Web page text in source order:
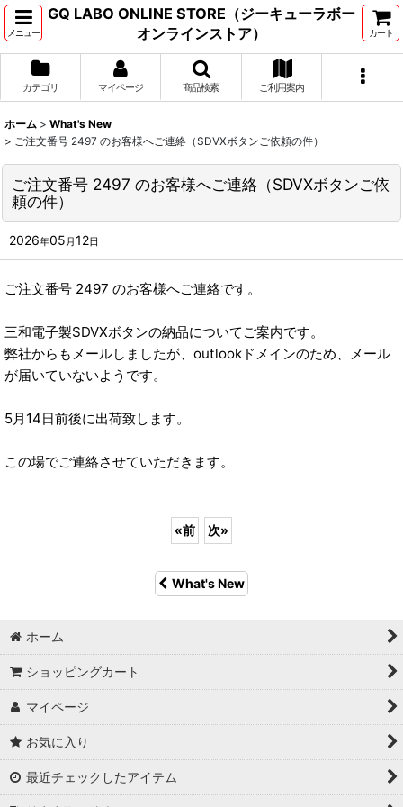
メニュー
GQ LABO ONLINE STORE（ジーキューラボー
オンラインストア）
カート
カテゴリ マイページ 商品検索 ご利用案内
ホーム > What's New
> ご注文番号 2497 のお客様へご連絡（SDVXボタンご依頼の件）
ご注文番号 2497 のお客様へご連絡（SDVXボタンご依
頼の件）
2026年05 月12日
ご注文番号 2497 のお客様へご連絡です。
三和電子製SDVXボタンの納品についてご案内です。
弊社からもメールしましたが、outlookドメインのため、メール
が届いていないようです。
5月14日前後に出荷致します。
この場でご連絡させていただきます。
«前 次»
What's New
ホーム
ショッピングカート
マイページ
お気に入り
最近チェックしたアイテム